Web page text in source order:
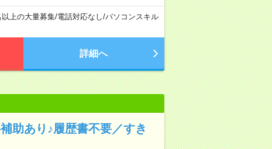
以上の大量募集/電話対応なし/パソコンスキル
詳細へ
助あり♪履歴書不要／すき